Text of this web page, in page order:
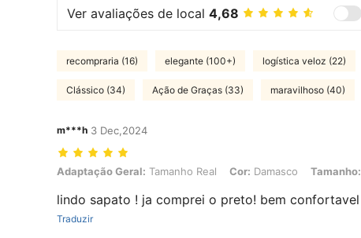
Ver avaliações de local 4,68
recompraria (16) elegante (100+) logística veloz (22)
Clássico (34) Ação de Graças (33) maravilhoso (40)
m***h 3 Dec,2024
Adaptação Geral: Tamanho Real, Cor: Damasco, Tamanho: CN39
Adaptação Geral: Tamanho Real Cor: Damasco Tamanho:
lindo sapato ! ja comprei o preto! bem confortavel
Traduzir